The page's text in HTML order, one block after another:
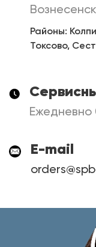
Районы:
Токсово,
E-mail